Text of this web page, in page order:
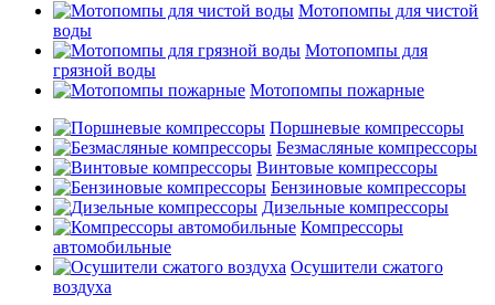
Мотопомпы для чистой
воды
Мотопомпы для
грязной воды
Мотопомпы пожарные
Поршневые компрессоры
Безмасляные компрессоры
Винтовые компрессоры
Бензиновые компрессоры
Дизельные компрессоры
Компрессоры
автомобильные
Осушители сжатого
воздуха